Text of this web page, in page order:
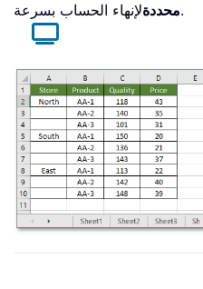
محددةلإنهاء الحساب بسرعة.